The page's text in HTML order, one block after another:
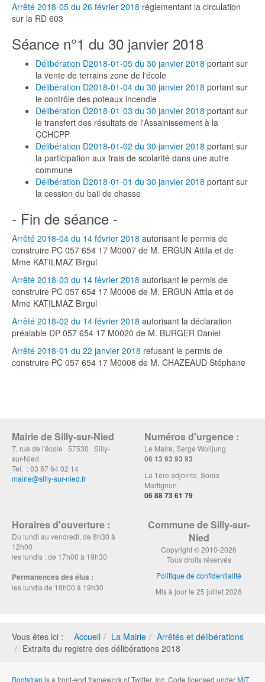
Arrêté 2018-05 du 26 février 2018 réglementant la circulation
sur la RD 603
Séance n°1 du 30 janvier 2018
Délibération D2018-01-05 du 30 janvier 2018 portant sur
la vente de terrains zone de l'école
Délibération D2018-01-04 du 30 janvier 2018 portant sur
le contrôle des poteaux incendie
Délibération D2018-01-03 du 30 janvier 2018 portant sur
le transfert des résultats de l'Assainissement à la
CCHCPP
Délibération D2018-01-02 du 30 janvier 2018 portant sur
la participation aux frais de scolarité dans une autre
commune
Délibération D2018-01-01 du 30 janvier 2018 portant sur
la cession du bail de chasse
- Fin de séance -
Arrêté 2018-04 du 14 février 2018 autorisant le permis de
construire PC 057 654 17 M0007 de M. ERGUN Attila et de
Mme KATILMAZ Birgul
Arrêté 2018-03 du 14 février 2018 autorisant le permis de
construire PC 057 654 17 M0006 de M. ERGUN Attila et de
Mme KATILMAZ Birgul
Arrêté 2018-02 du 14 février 2018 autorisant la déclaration
préalable DP 057 654 17 M0020 de M. BURGER Daniel
Arrêté 2018-01 du 22 janvier 2018 refusant le permis de
construire PC 057 654 17 M0008 de M. CHAZEAUD Stéphane
Mairie de Silly-sur-Nied
7, rue de l'école 57530 Silly-
sur-Nied
Tel. : 03 87 64 02 14
mairie@silly-sur-nied.fr
Numéros d'urgence :
Le Maire, Serge Wolljung
06 13 93 93 93
La 1ère adjointe, Sonia
Martignon
06 88 73 61 79
Horaires d'ouverture :
Du lundi au vendredi, de 8h30 à
12h00
les lundis : de 17h00 à 19h30
Permanences des élus :
les lundis de 18h00 à 19h30
Commune de Silly-sur-
Nied
Copyright © 2010-2026
Tous droits réservés
Politique de confidentialité
Mis à jour le 25 juillet 2026
Vous êtes ici : Accueil La Mairie
Arrêtés et délibérations
Extraits du registre des délibérations 2018
Bootstrapis a front-end framework of Twitter, Inc. Code licensed underMIT